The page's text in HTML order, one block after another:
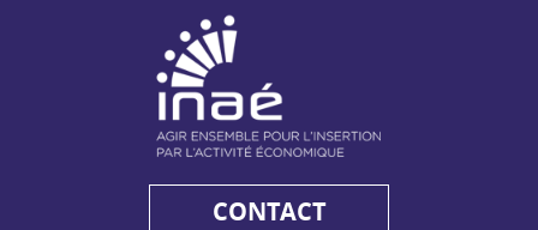
- Agir ensemble pour l'insertion par l'activité
CONTACT